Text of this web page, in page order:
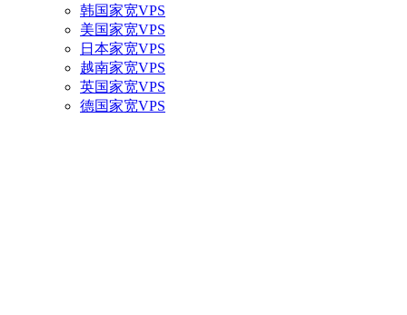
韩国家宽VPS
美国家宽VPS
日本家宽VPS
越南家宽VPS
英国家宽VPS
德国家宽VPS